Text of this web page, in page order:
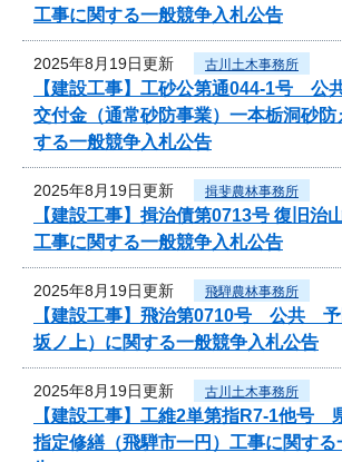
工事に関する一般競争入札公告
2025年8月19日更新 古川土木事務所
【建設工事】工砂公第通044-1号
交付金（通常砂防事業）一本栃洞砂防
する一般競争入札公告
2025年8月19日更新 揖斐農林事務所
【建設工事】揖治債第0713号 復旧治
工事に関する一般競争入札公告
2025年8月19日更新 飛騨農林事務所
【建設工事】飛治第0710号 公共 予
坂ノ上）に関する一般競争入札公告
2025年8月19日更新 古川土木事務所
【建設工事】工維2単第指R7-1他号
指定修繕（飛騨市一円）工事に関す